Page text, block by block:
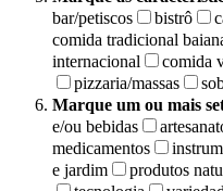
bar/petiscos
bistrô
comida tradicional
internacional
comida
pizzaria/massas
Marque um ou mais
e/ou bebidas
medicamentos
e jardim
produtos